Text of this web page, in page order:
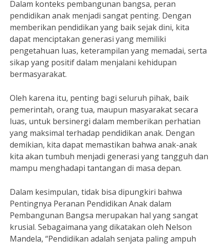
Dalam konteks pembangunan bangsa, peran
pendidikan anak menjadi sangat penting. Dengan
memberikan pendidikan yang baik sejak dini, kita
dapat menciptakan generasi yang memiliki
pengetahuan luas, keterampilan yang memadai, serta
sikap yang positif dalam menjalani kehidupan
bermasyarakat.
Oleh karena itu, penting bagi seluruh pihak, baik
pemerintah, orang tua, maupun masyarakat secara
luas, untuk bersinergi dalam memberikan perhatian
yang maksimal terhadap pendidikan anak. Dengan
demikian, kita dapat memastikan bahwa anak-anak
kita akan tumbuh menjadi generasi yang tangguh dan
mampu menghadapi tantangan di masa depan.
Dalam kesimpulan, tidak bisa dipungkiri bahwa
Pentingnya Peranan Pendidikan Anak dalam
Pembangunan Bangsa merupakan hal yang sangat
krusial. Sebagaimana yang dikatakan oleh Nelson
Mandela, “Pendidikan adalah senjata paling ampuh